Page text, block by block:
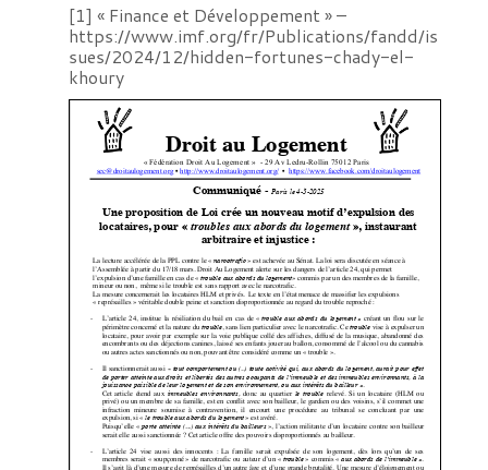
[1] « Finance et Développement » –
https://www.imf.org/fr/Publications/fandd/is
sues/2024/12/hidden-fortunes-chady-el-
khoury